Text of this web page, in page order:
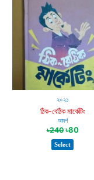
২০২১
ঠিক-বেঠিক মার্কেটিং
আদর্শ
৳240 ৳80
Select